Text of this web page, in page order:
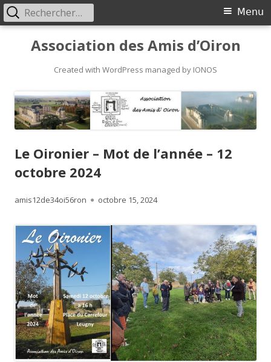
Association des Amis d’Oiron
Created with WordPress managed by IONOS
Primary
Menu
Menu
Rechercher :
Le Oironier – Mot de l’année – 12
octobre 2024
Author
amis12de34oi56ron
Published
octobre 15, 2024